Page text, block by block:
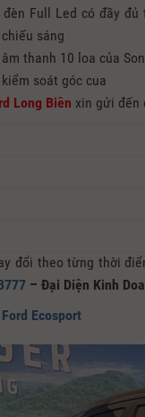
đèn Full Led có đầy
sáng
thanh 10 loa của
soát góc cua
Long Biên xin gửi đến
đổi theo từng thời
– Đại Diện Kinh
Ecosport